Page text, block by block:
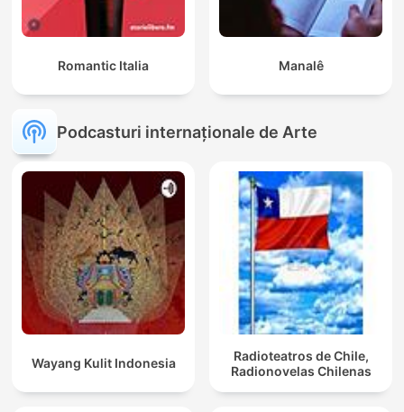
Romantic Italia Manalê
Podcasturi internaționale de Arte
Wayang Kulit Indonesia
Radioteatros de Chile,
Radionovelas Chilenas